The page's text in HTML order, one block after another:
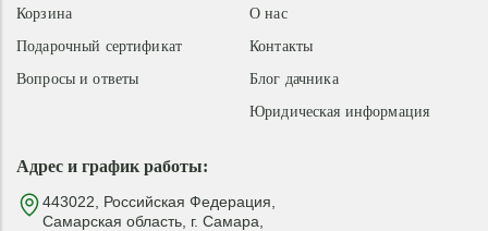
Адрес и график работы:
443022, Российская Федерация,
Самарская область, г. Самара,
О нас
Контакты
Блог дачника
Юридическая информация
Корзина
Подарочный сертификат
Вопросы и ответы